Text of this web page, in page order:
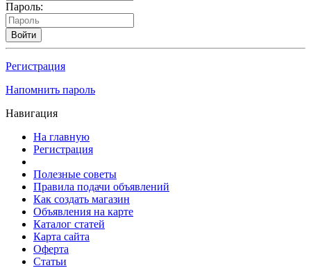
Пароль:
Войти
Регистрация
Напомнить пароль
Навигация
На главную
Регистрация
Полезные советы
Правила подачи объявлений
Как создать магазин
Объявления на карте
Каталог статей
Карта сайта
Оферта
Статьи